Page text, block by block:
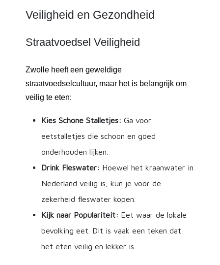
Veiligheid en Gezondheid
Straatvoedsel Veiligheid
Zwolle heeft een geweldige
straatvoedselcultuur, maar het is belangrijk om
veilig te eten:
Kies Schone Stalletjes: Ga voor
eetstalletjes die schoon en goed
onderhouden lijken.
Drink Fleswater: Hoewel het kraanwater in
Nederland veilig is, kun je voor de
zekerheid fleswater kopen.
Kijk naar Populariteit: Eet waar de lokale
bevolking eet. Dit is vaak een teken dat
het eten veilig en lekker is.